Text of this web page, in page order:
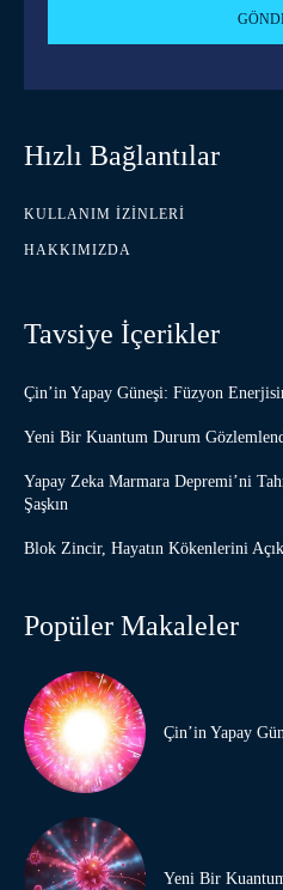
Hızlı Bağlantılar
KULLANIM İZINLERI
HAKKIMIZDA
Tavsiye İçerikler
Çin’in Yapay Güneşi: Füzyon
Yeni Bir Kuantum Durum
Yapay Zeka Marmara Depremi’ni
Şaşkın
Blok Zincir, Hayatın Kökenlerini
Popüler Makaleler
Çin’in Yapay
Yeni Bir